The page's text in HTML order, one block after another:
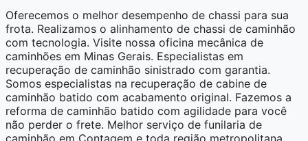
Oferecemos o melhor desempenho de chassi para sua
frota. Realizamos o alinhamento de chassi de caminhão
com tecnologia. Visite nossa oficina mecânica de
caminhões em Minas Gerais. Especialistas em
recuperação de caminhão sinistrado com garantia.
Somos especialistas na recuperação de cabine de
caminhão batido com acabamento original. Fazemos a
reforma de caminhão batido com agilidade para você
não perder o frete. Melhor serviço de funilaria de